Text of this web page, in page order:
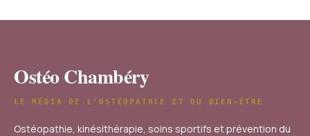
Ostéo Chambéry
LE MÉDIA DE L'OSTÉOPATHIE ET DU BIEN-ÊTRE
Ostéopathie, kinésithérapie, soins sportifs et prévention du